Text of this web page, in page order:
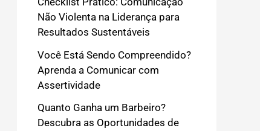
Não Violenta na Liderança para
Resultados Sustentáveis
Você Está Sendo Compreendido?
Aprenda a Comunicar com
Assertividade
Quanto Ganha um Barbeiro?
Descubra as Oportunidades de